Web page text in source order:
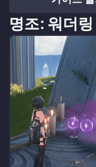
명조: 워더